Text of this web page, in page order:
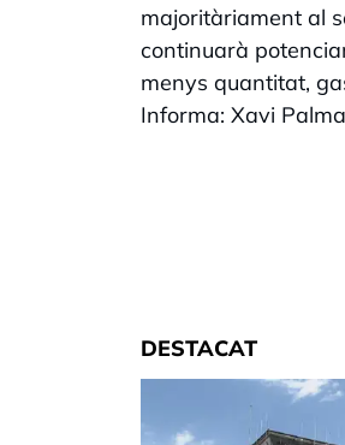
majoritàriament al
continuarà
menys quantitat,
Informa: Xavi Palma
DESTACAT